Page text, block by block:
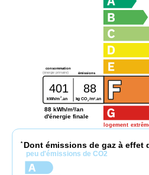
logement
consommation
émissions
(énergie primaire)
401 88
kWh/m 2 .an kg CO2/m2 .an
88 kWh/m²/an
d'énergie finale
* Dont émissions de gaz à effet
peu d'émissions de CO2